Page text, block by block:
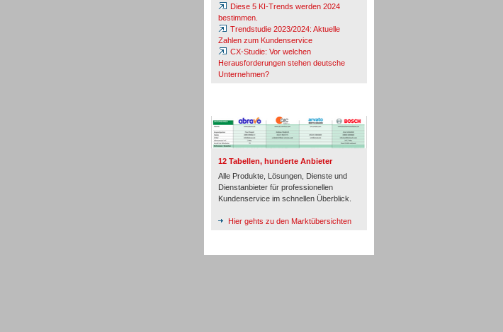
Diese 5 KI-Trends werden 2024
bestimmen.
Trendstudie 2023/2024: Aktuelle
Zahlen zum Kundenservice
CX-Studie: Vor welchen
Herausforderungen stehen deutsche
Unternehmen?
12 Tabellen, hunderte Anbieter
Alle Produkte, Lösungen, Dienste und
Dienstanbieter für professionellen
Kundenservice im schnellen Überblick.
Hier gehts zu den Marktübersichten